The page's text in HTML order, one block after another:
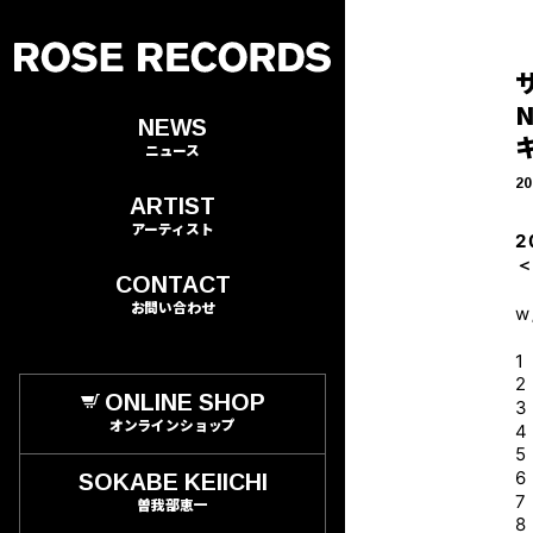
NEWS
ニュース
ARTIST
アーティスト
CONTACT
お問い合わせ
ONLINE SHOP
オンラインショップ
SOKABE KEIICHI
曽我部恵一
1
2
3
4
5
6
7
8